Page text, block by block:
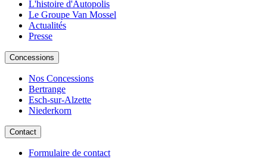
L'histoire d'Autopolis
Le Groupe Van Mossel
Actualités
Presse
Concessions
Nos Concessions
Bertrange
Esch-sur-Alzette
Niederkorn
Contact
Formulaire de contact